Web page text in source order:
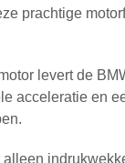
prachtige
levert de
acceleratie en